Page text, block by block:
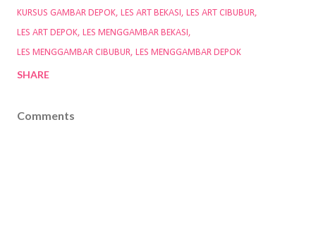
KURSUS GAMBAR DEPOK LES ART BEKASI
LES ART CIBUBUR
LES ART DEPOK LES MENGGAMBAR BEKASI
LES MENGGAMBAR CIBUBUR LES MENGGAMBAR DEPOK
SHARE
Comments